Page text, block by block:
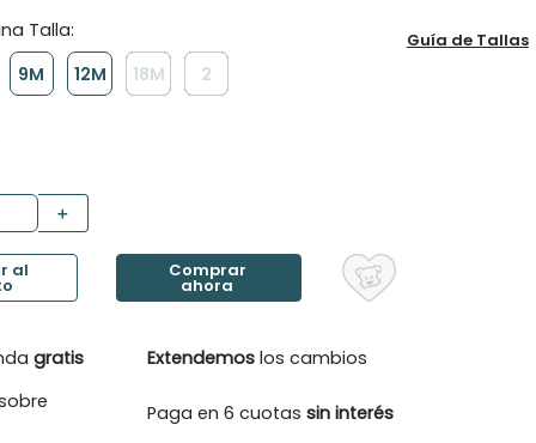
9M 12M 18M 2
Guía de Tallas
＋
gratis
Extendemos los cambios
Paga en 6 cuotassin interés